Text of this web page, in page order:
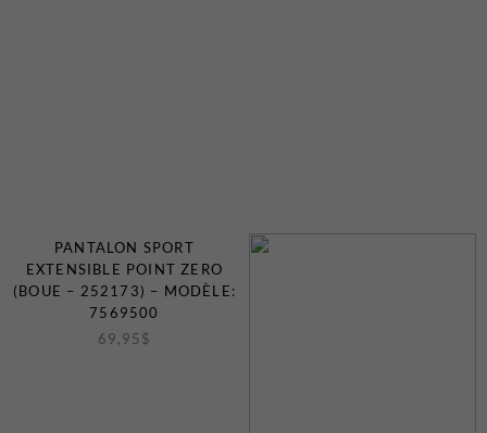
PANTALON SPORT
EXTENSIBLE POINT ZERO
(BOUE – 252173) – MODÈLE:
7569500
69,95 $